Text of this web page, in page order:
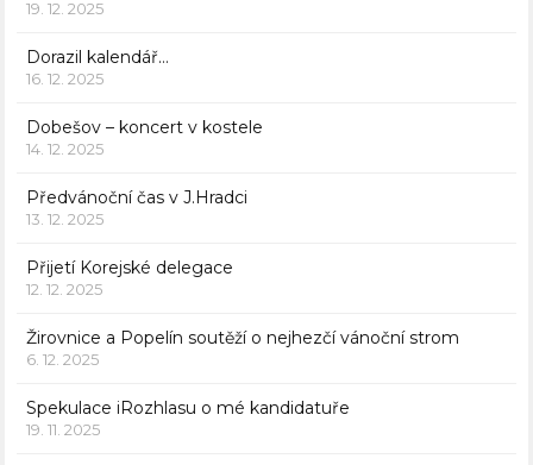
19. 12. 2025
Dorazil kalendář…
16. 12. 2025
Dobešov – koncert v kostele
14. 12. 2025
Předvánoční čas v J.Hradci
13. 12. 2025
Přijetí Korejské delegace
12. 12. 2025
Žirovnice a Popelín soutěží o nejhezčí vánoční strom
6. 12. 2025
Spekulace iRozhlasu o mé kandidatuře
19. 11. 2025